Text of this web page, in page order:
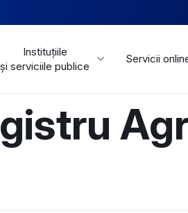
Instituțiile
și serviciile publice
Servicii